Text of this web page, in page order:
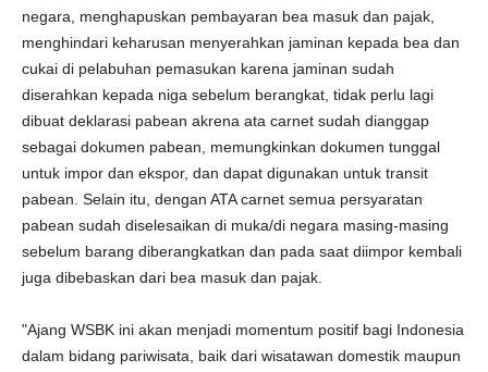
negara, menghapuskan pembayaran bea masuk dan pajak,
menghindari keharusan menyerahkan jaminan kepada bea dan
cukai di pelabuhan pemasukan karena jaminan sudah
diserahkan kepada niga sebelum berangkat, tidak perlu lagi
dibuat deklarasi pabean akrena ata carnet sudah dianggap
sebagai dokumen pabean, memungkinkan dokumen tunggal
untuk impor dan ekspor, dan dapat digunakan untuk transit
pabean. Selain itu, dengan ATA carnet semua persyaratan
pabean sudah diselesaikan di muka/di negara masing-masing
sebelum barang diberangkatkan dan pada saat diimpor kembali
juga dibebaskan dari bea masuk dan pajak.
"Ajang WSBK ini akan menjadi momentum positif bagi Indonesia
dalam bidang pariwisata, baik dari wisatawan domestik maupun